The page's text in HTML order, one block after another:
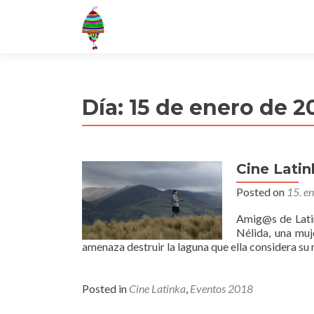
Día: 15 de enero de
Cine
Posted on 15.
Amig@s de
Nélida, una
amenaza destruir la laguna que ella considera
Posted in Cine Latinka, Eventos 2018